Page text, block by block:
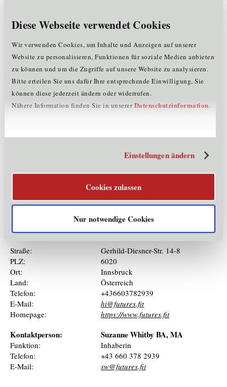
Diese Webseite verwendet Cookies
Wir verwenden Cookies, um Inhalte und Anzeigen auf unserer
Website zu personalisieren, Funktionen für soziale Medien anbieten
zu können und um die Zugriffe auf unsere Website zu analysieren.
Bitte erteilen Sie uns dafür Ihre entsprechende Einwilligung, Sie
können diese jederzeit ändern oder widerrufen.
Nähere Information finden Sie in unsererDatenschutzinformation.
Einstellungen ändern
Cookies zulassen
Nur notwendige Cookies
Märkte & Exportländer
Österreich, Europa, global
Produkte und Dienstleistungen
Foresight-Methoden
Kommunikation
Workshops zur strategischen Planung
Straße:
Gerhild-Diesner-Str. 14-8
PLZ:
6020
Ort:
Innsbruck
Land:
Österreich
Telefon:
+436603782939
E-Mail:
hi@futures.fit
Homepage:
https://www.futures.fit
Kontaktperson: Suzanne Whitby BA, MA
Funktion:
Inhaberin
Telefon:
+43 660 378 2939
E-Mail:
sw@futures.fit